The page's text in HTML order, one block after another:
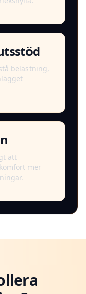
belastning,
att
mer